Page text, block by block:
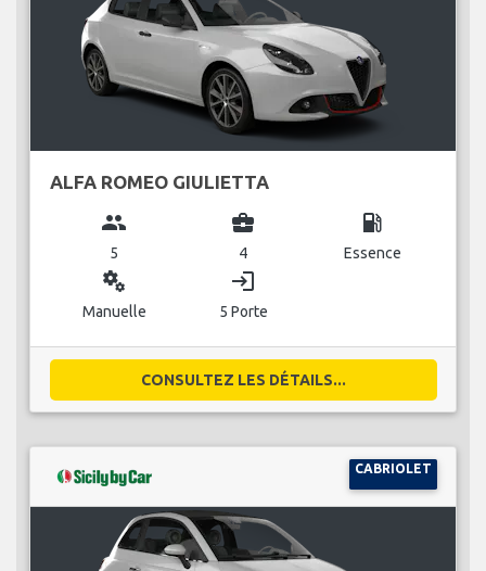
ALFA ROMEO GIULIETTA
group
5
business_center
4
local_gas_station
Essence
miscellaneous_services
Manuelle
login
5 Porte
CONSULTEZ LES DÉTAILS...
CABRIOLET